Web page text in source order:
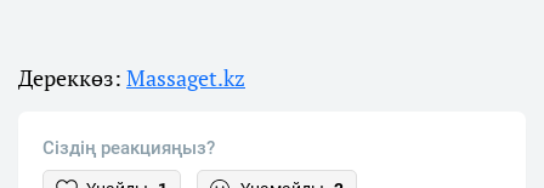
Дереккөз: Massaget.kz
Сіздің реакцияңыз?